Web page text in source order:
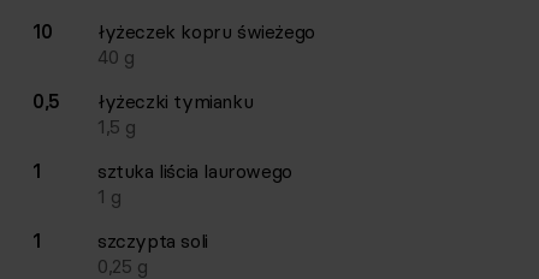
10
łyżeczek kopru świeżego
40 g
0,5
łyżeczki tymianku
1,5 g
1
sztuka liścia laurowego
1 g
1
szczypta soli
0,25 g